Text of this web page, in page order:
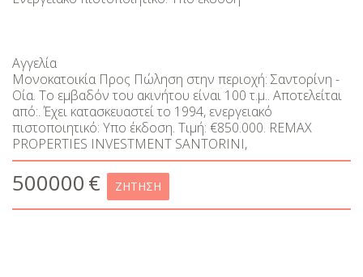
Αγγελία
Μονοκατοικία Προς Πώληση στην περιοχή: Σαντορίνη -
Οία. Το εμβαδόν του ακινήτου είναι 100 τ.μ.. Αποτελείται
από:. Έχει κατασκευαστεί το 1994, ενεργειακό
πιστοποιητικό: Υπο έκδοση. Τιμή: €850.000. REMAX
PROPERTIES INVESTMENT SANTORINI,
500000 € ΖΉΤΗΣΗ